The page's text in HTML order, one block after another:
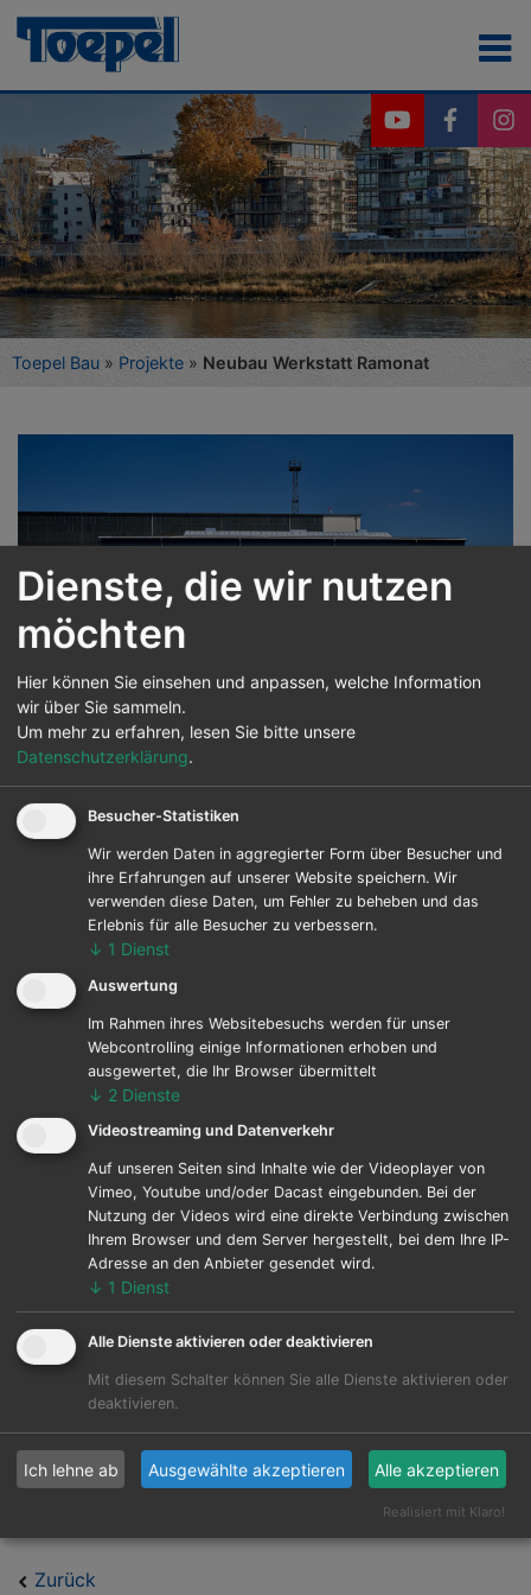
Toepel Bau » Projekte » Neubau Werkstatt Ramonat
Previous
Neubau Werkstatt Ramonat
Am Zweigkanal 19, 39126
Auftraggeber:
Energieanlagen Ramonat
GmbH
Planer:
GmbH
Leistungen: Rohbau
Ausführungszeitraum: 08/2023 - 01/2024
Bauleistung (netto): 253.000 Euro
Für die Firma Energieanlagen Ramonat GmbH
errichteten wir eine Stahlhalle mit Sandwichelementen
als Fassadenbauteil auf einer Grundfläche von 44m x
21m an ihrem Standort in Rothensee. Der Hallenneubau
dient als Instandsetzungswerkstatt.
Zurück
Dienste, die wir nutzen
möchten
Hier können Sie einsehen und anpassen, welche Information
wir über Sie sammeln.
Um mehr zu erfahren, lesen Sie bitte unsere
Datenschutzerklärung.
Besucher-Statistiken
Wir werden Daten in aggregierter Form über Besucher und
ihre Erfahrungen auf unserer Website speichern. Wir
verwenden diese Daten, um Fehler zu beheben und das
Erlebnis für alle Besucher zu verbessern.
↓ 1 Dienst
Auswertung
Im Rahmen ihres Websitebesuchs werden für unser
Webcontrolling einige Informationen erhoben und
ausgewertet, die Ihr Browser übermittelt
↓ 2 Dienste
Videostreaming und Datenverkehr
Auf unseren Seiten sind Inhalte wie der Videoplayer von
Vimeo, Youtube und/oder Dacast eingebunden. Bei der
Nutzung der Videos wird eine direkte Verbindung zwischen
Ihrem Browser und dem Server hergestellt, bei dem Ihre IP-
Adresse an den Anbieter gesendet wird.
↓ 1 Dienst
Alle Dienste aktivieren oder deaktivieren
Mit diesem Schalter können Sie alle Dienste aktivieren oder
deaktivieren.
Ich lehne ab Ausgewählte akzeptieren Alle akzeptieren
Realisiert mit Klaro!